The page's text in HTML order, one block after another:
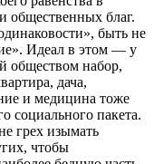
общественных благ.
быть не
Идеал в этом — у
обществом набор,
дача,
и медицина тоже
социального пакета.
грех изымать
чтобы